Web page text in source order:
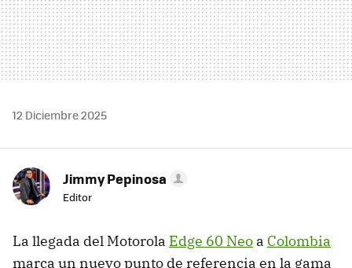
12 Diciembre 2025
Jimmy Pepinosa
Editor
La llegada del Motorola Edge 60 Neo a Colombia
marca un nuevo punto de referencia en la gama